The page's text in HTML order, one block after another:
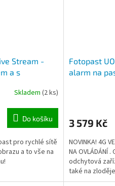
Stream -
a s
Skladem (2 ks)
Do košíku
pro rychlé sítě
a to vše na
Fotopast
alarm na
3 579 Kč
NOVINKA! 4G
NA OVLÁDÁNÍ
odchytová
také na
opatřeného